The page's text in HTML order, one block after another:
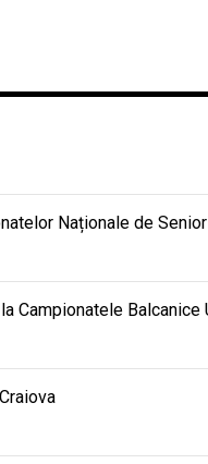
Naționale de
Campionatele Balcanice